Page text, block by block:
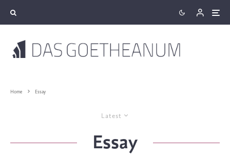
Home Essay
Latest
Essay